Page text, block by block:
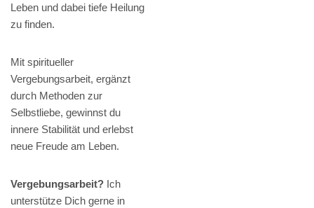
Leben und dabei tiefe Heilung
zu finden.
Mit spiritueller
Vergebungsarbeit, ergänzt
durch Methoden zur
Selbstliebe, gewinnst du
innere Stabilität und erlebst
neue Freude am Leben.
Vergebungsarbeit? Ich
unterstütze Dich gerne in